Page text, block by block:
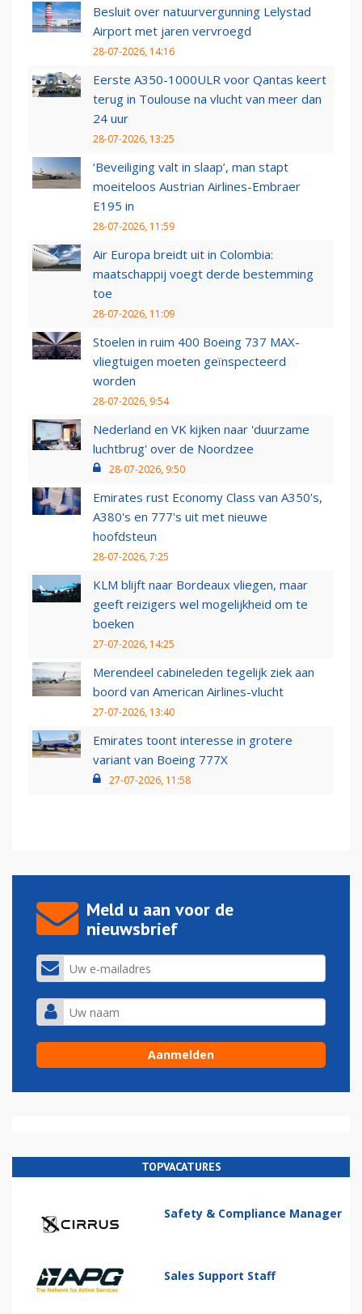
Besluit over natuurvergunning Lelystad
Airport met jaren vervroegd
28-07-2026, 14:16
Eerste A350-1000ULR voor Qantas keert
terug in Toulouse na vlucht van meer dan
24 uur
28-07-2026, 13:25
‘Beveiliging valt in slaap’, man stapt
moeiteloos Austrian Airlines-Embraer
E195 in
28-07-2026, 11:59
Air Europa breidt uit in Colombia:
maatschappij voegt derde bestemming
toe
28-07-2026, 11:09
Stoelen in ruim 400 Boeing 737 MAX-
vliegtuigen moeten geïnspecteerd
worden
28-07-2026, 9:54
Nederland en VK kijken naar 'duurzame
luchtbrug' over de Noordzee
28-07-2026, 9:50
Emirates rust Economy Class van A350's,
A380's en 777's uit met nieuwe
hoofdsteun
28-07-2026, 7:25
KLM blijft naar Bordeaux vliegen, maar
geeft reizigers wel mogelijkheid om te
boeken
27-07-2026, 14:25
Merendeel cabineleden tegelijk ziek aan
boord van American Airlines-vlucht
27-07-2026, 13:40
Emirates toont interesse in grotere
variant van Boeing 777X
27-07-2026, 11:58
Meld u aan voor de
nieuwsbrief
TOPVACATURES
Safety & Compliance Manager
Sales Support Staff